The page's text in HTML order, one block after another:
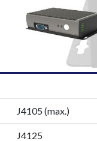
J4105 (max.)
J4125